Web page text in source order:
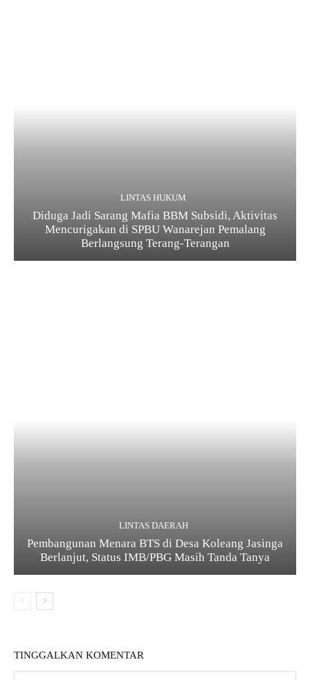
LINTAS HUKUM
Diduga Jadi Sarang Mafia BBM Subsidi, Aktivitas
Mencurigakan di SPBU Wanarejan Pemalang
Berlangsung Terang-Terangan
LINTAS DAERAH
Pembangunan Menara BTS di Desa Koleang Jasinga
Berlanjut, Status IMB/PBG Masih Tanda Tanya
TINGGALKAN KOMENTAR